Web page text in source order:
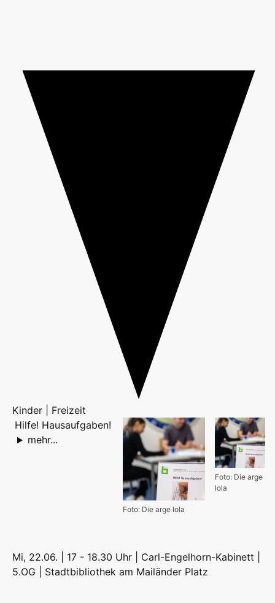
Kinder | Freizeit
Foto: Die arge
lola
Foto: Die arge lola
Hilfe! Hausaufgaben!
mehr...
Mi, 22.06. | 17 - 18.30 Uhr | Carl-Engelhorn-Kabinett |
5.OG | Stadtbibliothek am Mailänder Platz